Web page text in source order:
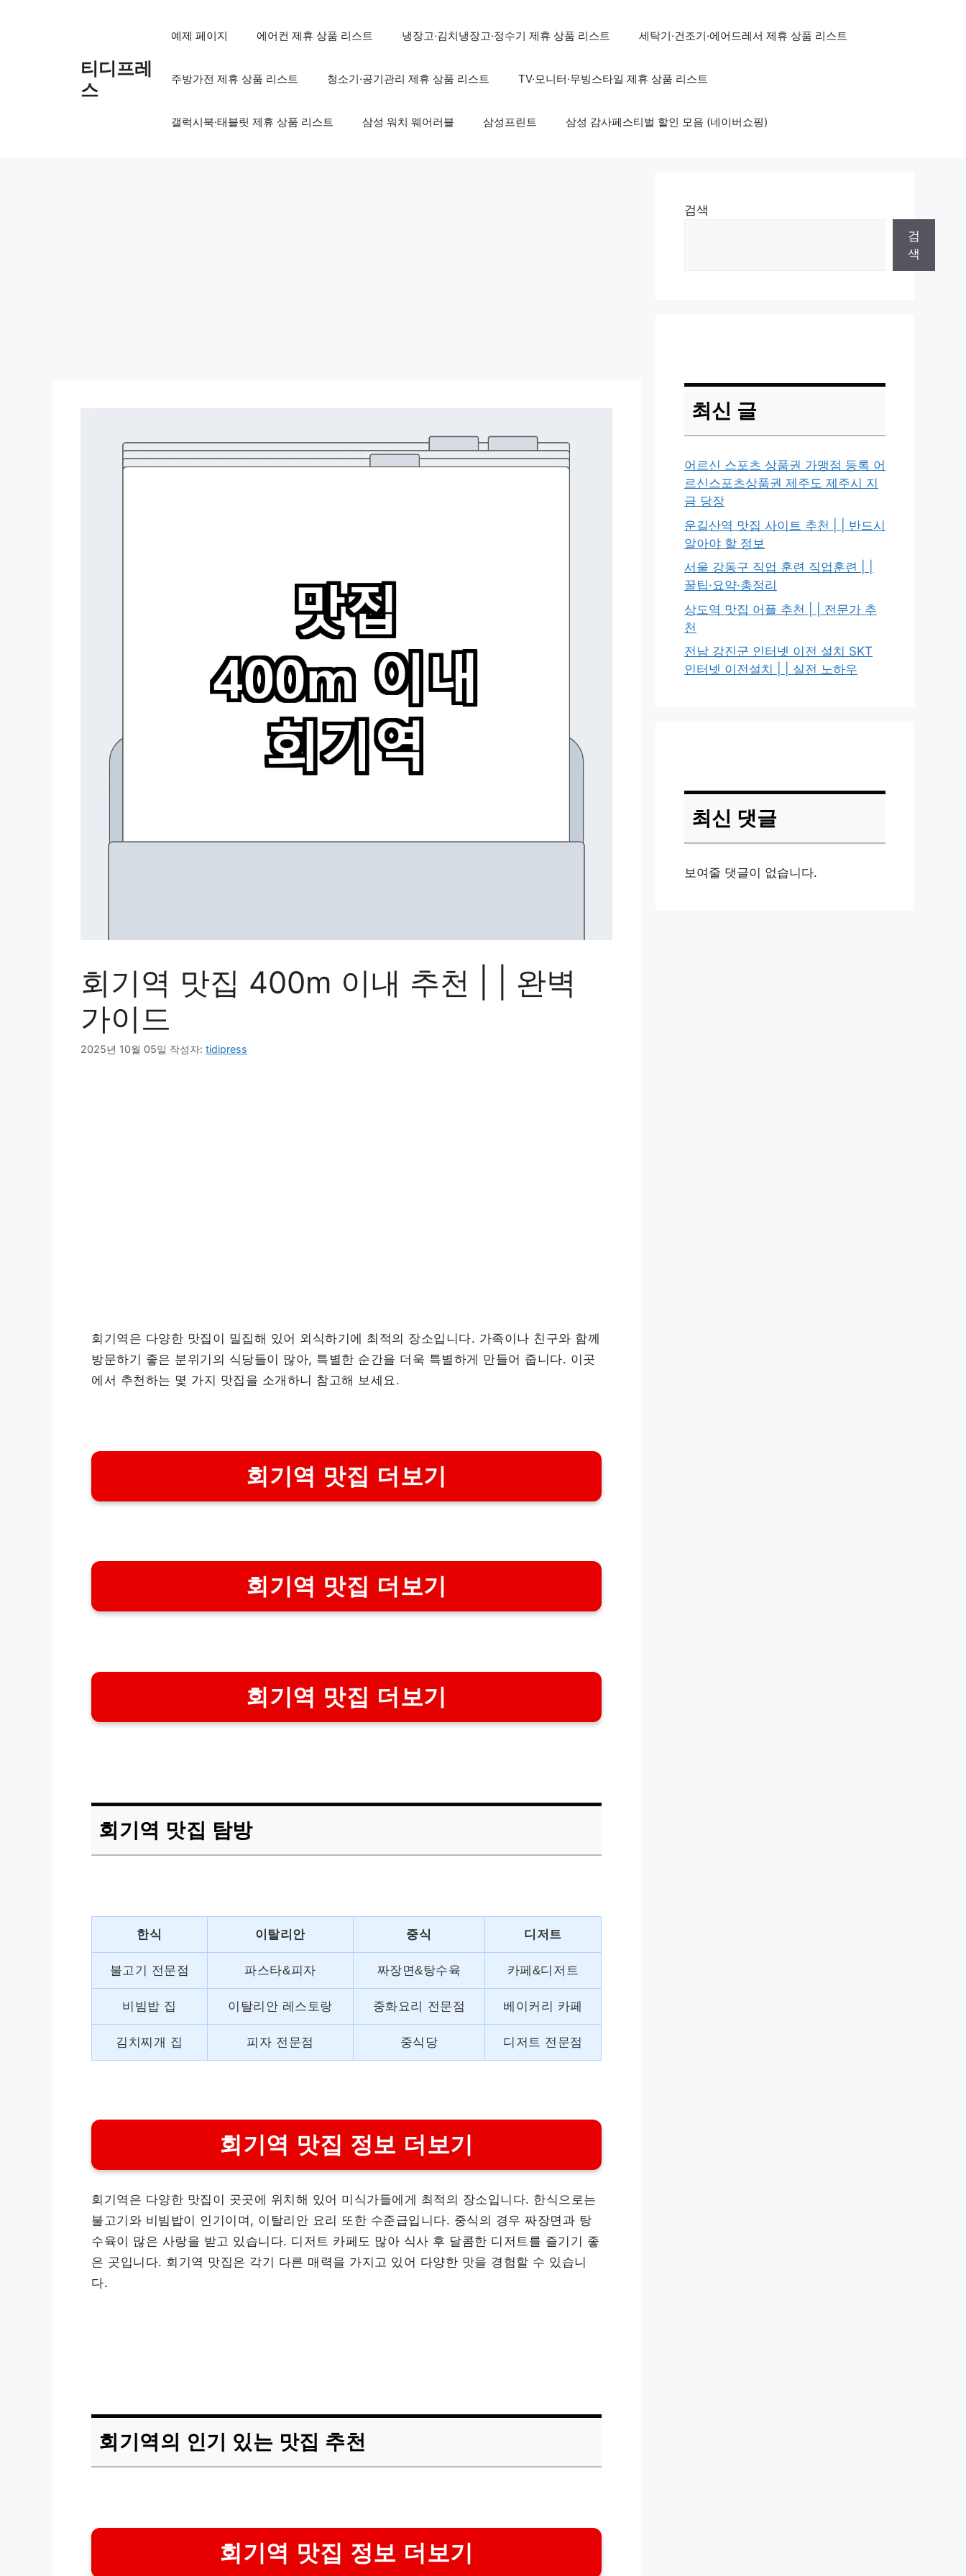
티디프레
스
예제 페이지 에어컨 제휴 상품 리스트 냉장고·김치냉장고·정수기 제휴 상품 리스트 세탁기·건조기·에어드레서 제휴 상품 리스트
주방가전 제휴 상품 리스트 청소기·공기관리 제휴 상품 리스트 TV·모니터·무빙스타일 제휴 상품 리스트
갤럭시북·태블릿 제휴 상품 리스트 삼성 워치 웨어러블 삼성프린트 삼성 감사페스티벌 할인 모음 (네이버쇼핑)
회기역 맛집 400m 이내 추천 | | 완벽
가이드
2025년 10월 05일 작성자: tidipress
회기역은 다양한 맛집이 밀집해 있어 외식하기에 최적의 장소입니다. 가족이나 친구와 함께
방문하기 좋은 분위기의 식당들이 많아, 특별한 순간을 더욱 특별하게 만들어 줍니다. 이곳
에서 추천하는 몇 가지 맛집을 소개하니 참고해 보세요.
회기역 맛집 더보기
회기역 맛집 더보기
회기역 맛집 더보기
회기역 맛집 탐방
한식 이탈리안 중식 디저트
불고기 전문점 파스타&피자 짜장면&탕수육 카페&디저트
비빔밥 집 이탈리안 레스토랑 중화요리 전문점 베이커리 카페
김치찌개 집 피자 전문점 중식당 디저트 전문점
회기역 맛집 정보 더보기
회기역은 다양한 맛집이 곳곳에 위치해 있어 미식가들에게 최적의 장소입니다. 한식으로는
불고기와 비빔밥이 인기이며, 이탈리안 요리 또한 수준급입니다. 중식의 경우 짜장면과 탕
수육이 많은 사랑을 받고 있습니다. 디저트 카페도 많아 식사 후 달콤한 디저트를 즐기기 좋
은 곳입니다. 회기역 맛집은 각기 다른 매력을 가지고 있어 다양한 맛을 경험할 수 있습니
다.
회기역의 인기 있는 맛집 추천
회기역 맛집 정보 더보기
검색
검
색
최신 글
어르신 스포츠 상품권 가맹점 등록 어
르신스포츠상품권 제주도 제주시 지
금 당장
운길산역 맛집 사이트 추천 | | 반드시
알아야 할 정보
서울 강동구 직업 훈련 직업훈련 | |
꿀팁·요약·총정리
상도역 맛집 어플 추천 | | 전문가 추
천
전남 강진군 인터넷 이전 설치 SKT
인터넷 이전설치 | | 실전 노하우
최신 댓글
보여줄 댓글이 없습니다.